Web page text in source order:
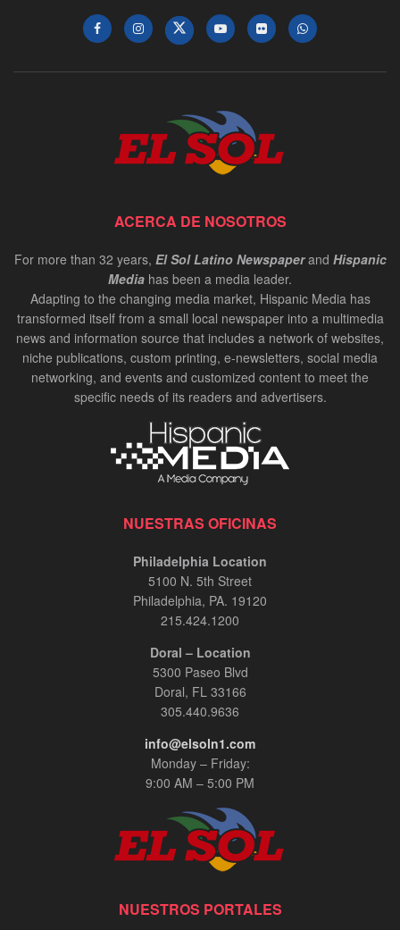
ACERCA DE NOSOTROS
For more than 32 years, El Sol Latino Newspaperand Hispanic
Media has been a media leader.
Adapting to the changing media market, Hispanic Media has
transformed itself from a small local newspaper into a multimedia
news and information source that includes a network of websites,
niche publications, custom printing, e-newsletters, social media
networking, and events and customized content to meet the
specific needs of its readers and advertisers.
NUESTRAS OFICINAS
Philadelphia Location
5100 N. 5th Street
Philadelphia, PA. 19120
215.424.1200
Doral – Location
5300 Paseo Blvd
Doral, FL 33166
305.440.9636
info@elsoln1.com
Monday – Friday:
9:00 AM – 5:00 PM
NUESTROS PORTALES